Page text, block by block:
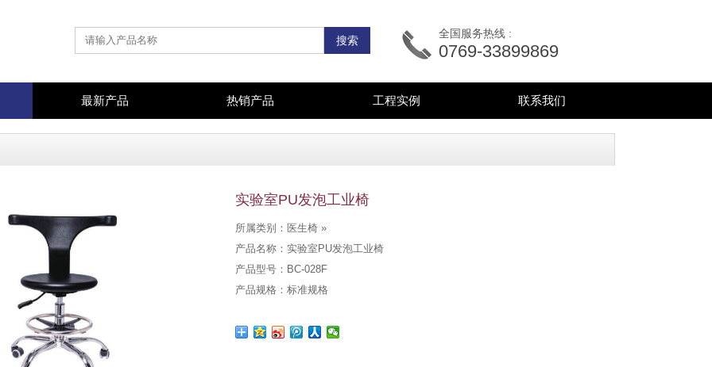
全国服务热线 :
0769-33899869
最新产品 热销产品 工程实例 联系我们
实验室PU发泡工业椅
所属类别：医生椅 »
产品名称：实验室PU发泡工业椅
产品型号：BC-028F
产品规格：标准规格